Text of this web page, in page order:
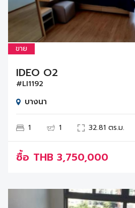
ขาย
IDEO O2
#LI1192
บางนา
1 1 32.81 ตร.ม.
ซื้อ THB 3,750,000